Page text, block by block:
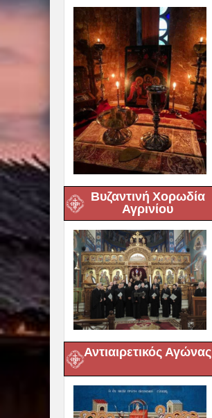
Βυζαντινή Χορωδία
Αγρινίου
Αντιαιρετικός Αγώνας